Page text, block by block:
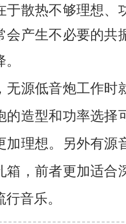
于散热不够理想、
会产生不必要的共
。
无源低音炮工作时
的造型和功率选择
加理想。另外有源
箱，前者更加适合
音乐。